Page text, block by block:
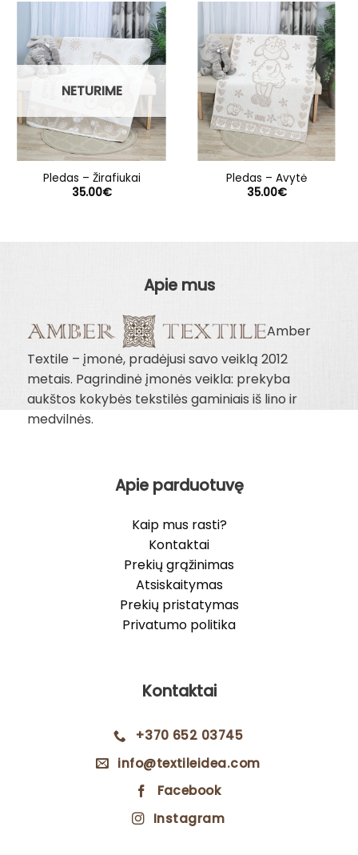
NETURIME
Pledas – Žirafiukai
35.00€
Pledas – Avytė
35.00€
Apie mus
Amber
Textile – įmonė, pradėjusi savo veiklą 2012
metais. Pagrindinė įmonės veikla: prekyba
aukštos kokybės tekstilės gaminiais iš lino ir
medvilnės.
Apie parduotuvę
Kaip mus rasti?
Kontaktai
Prekių grąžinimas
Atsiskaitymas
Prekių pristatymas
Privatumo politika
Kontaktai
+370 652 03745
info@textileidea.com
Facebook
Instagram